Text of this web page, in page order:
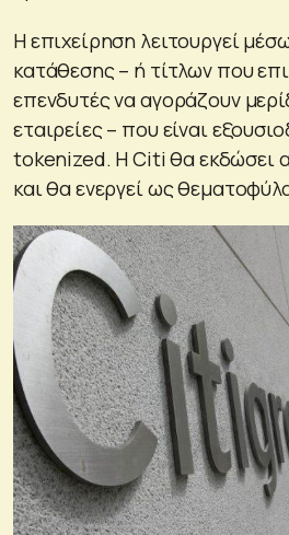
Η επιχείρηση λειτουργεί
κατάθεσης – ή τίτλων που
επενδυτές να αγοράζουν
εταιρείες – που είναι
tokenized. Η Citi θα εκδώσει
και θα ενεργεί ως